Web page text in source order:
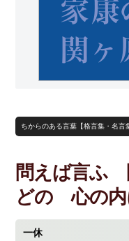
ちからのある言葉【格言集・名言
問えば言ふ
どの 心の内
一休